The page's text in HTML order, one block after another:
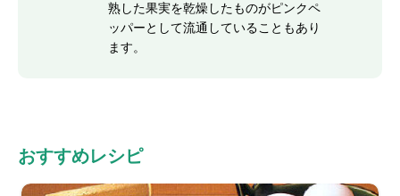
熟した果実を乾燥したものがピンクペ
ッパーとして流通していることもあり
ます。
おすすめレシピ